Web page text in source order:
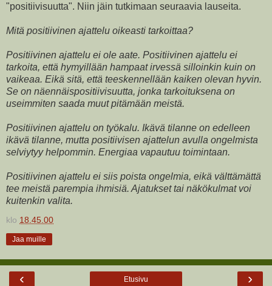
"positiivisuutta". Niin jäin tutkimaan seuraavia lauseita.
Mitä positiivinen ajattelu oikeasti tarkoittaa?
Positiivinen ajattelu ei ole aate. Positiivinen ajattelu ei
tarkoita, että hymyillään hampaat irvessä silloinkin kuin on
vaikeaa. Eikä sitä, että teeskennellään kaiken olevan hyvin.
Se on näennäispositiivisuutta, jonka tarkoituksena on
useimmiten saada muut pitämään meistä.
Positiivinen ajattelu on työkalu. Ikävä tilanne on edelleen
ikävä tilanne, mutta positiivisen ajattelun avulla ongelmista
selviytyy helpommin. Energiaa vapautuu toimintaan.
Positiivinen ajattelu ei siis poista ongelmia, eikä välttämättä
tee meistä parempia ihmisiä. Ajatukset tai näkökulmat voi
kuitenkin valita.
klo 18.45.00
Jaa muille
‹ ›
Etusivu